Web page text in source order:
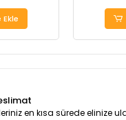
en kısa sürede elinize